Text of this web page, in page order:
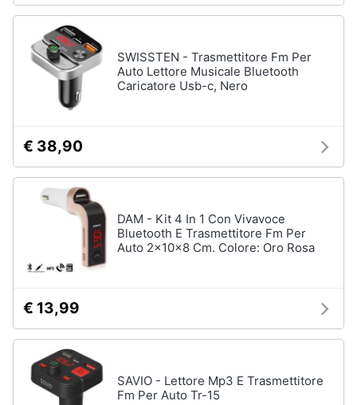
Prima
infanzia
Fotografia
Abbigliamento
Sport
Libri,
cd
dvd
Vedi
tutti
SWISSTEN - Trasmettitore Fm Per
Auto Lettore Musicale Bluetooth
Caricatore Usb-c, Nero
€ 38,90
DAM - Kit 4 In 1 Con Vivavoce
Bluetooth E Trasmettitore Fm Per
Auto 2x10x8 Cm. Colore: Oro Rosa
€ 13,99
SAVIO - Lettore Mp3 E Trasmettitore
Fm Per Auto Tr-15